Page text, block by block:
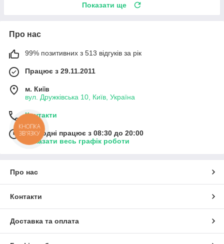
Показати ще
Про нас
99% позитивних з 513 відгуків за рік
Працює з 29.11.2011
м. Київ
вул. Дружківська 10, Київ, Україна
Контакти
Сьогодні працює з 08:30 до 20:00
Показати весь графік роботи
Про нас
Контакти
Доставка та оплата
КНОПКА
ЗВ'ЯЗКУ